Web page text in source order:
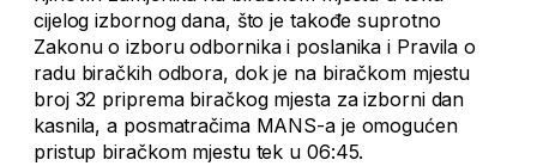
cijelog izbornog dana, što je takođe suprotno
Zakonu o izboru odbornika i poslanika i Pravila o
radu biračkih odbora, dok je na biračkom mjestu
broj 32 priprema biračkog mjesta za izborni dan
kasnila, a posmatračima MANS-a je omogućen
pristup biračkom mjestu tek u 06:45.